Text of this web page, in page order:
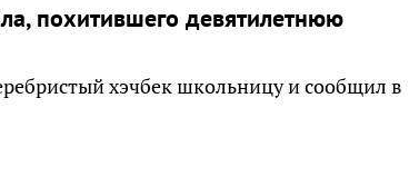
похитившего девятилетнюю
хэчбек школьницу и сообщил в